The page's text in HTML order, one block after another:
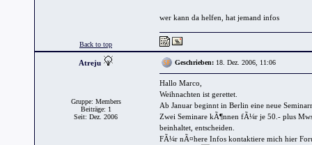
wer kann da helfen, hat jemand infos
Back to top
Atreju
Gruppe: Members
Beiträge: 1
Seit: Dez. 2006
Geschrieben: 18. Dez. 2006, 11:06
Hallo Marco,
Weihnachten ist gerettet.
Ab Januar beginnt in Berlin eine neue
Zwei Seminare kÃ¶nnen fÃ¼r je 50.- plus
beinhaltet, entscheiden.
FÃ¼r nÃ¤here Infos kontaktiere mich hier